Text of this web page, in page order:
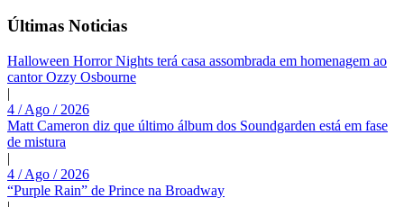
Últimas Noticias
Halloween Horror Nights terá casa assombrada em homenagem ao
cantor Ozzy Osbourne
|
4 / Ago / 2026
Matt Cameron diz que último álbum dos Soundgarden está em fase
de mistura
|
4 / Ago / 2026
“Purple Rain” de Prince na Broadway